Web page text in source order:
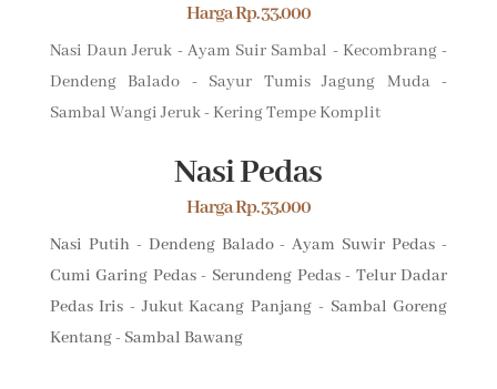
Harga Rp. 33.000
Nasi Daun Jeruk - Ayam Suir Sambal - Kecombrang -
Dendeng Balado - Sayur Tumis Jagung Muda -
Sambal Wangi Jeruk - Kering Tempe Komplit
Nasi Pedas
Harga Rp. 33.000
Nasi Putih - Dendeng Balado - Ayam Suwir Pedas -
Cumi Garing Pedas - Serundeng Pedas - Telur Dadar
Pedas Iris - Jukut Kacang Panjang - Sambal Goreng
Kentang - Sambal Bawang